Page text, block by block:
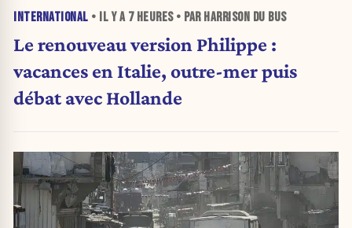
INTERNATIONAL • IL Y A 7 HEURES• PAR HARRISON DU BUS
Le renouveau version Philippe :
vacances en Italie, outre-mer puis
débat avec Hollande